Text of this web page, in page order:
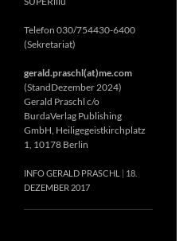
Telefon 030/754430-6400
(Sekretariat)
gerald.praschl(at)me.com
(StandDezember 2024)
Gerald Praschl c/o
BurdaVerlag Publishing
GmbH, Heiligegeistkirchplatz
1, 10178 Berlin
INFO GERALD PRASCHL
18.
DEZEMBER 2017